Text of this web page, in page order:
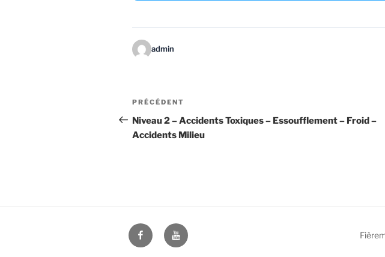
admin
Navigation
de
l’article
Article
précédent
PRÉCÉDENT
Niveau 2 – Accidents Toxiques – Essoufflement – Froid –
Accidents Milieu
FacebookYoutube